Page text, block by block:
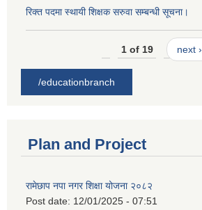
रिक्त पदमा स्थायी शिक्षक सरुवा सम्बन्धी सूचना।
1 of 19 next ›
/educationbranch
Plan and Project
रामेछाप नपा नगर शिक्षा योजना २०८२
Post date: 12/01/2025 - 07:51